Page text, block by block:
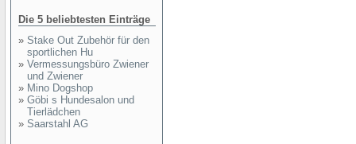
Die 5 beliebtesten Einträge
» Stake Out Zubehör für den
sportlichen Hu
» Vermessungsbüro Zwiener
und Zwiener
» Mino Dogshop
» Göbi s Hundesalon und
Tierlädchen
» Saarstahl AG